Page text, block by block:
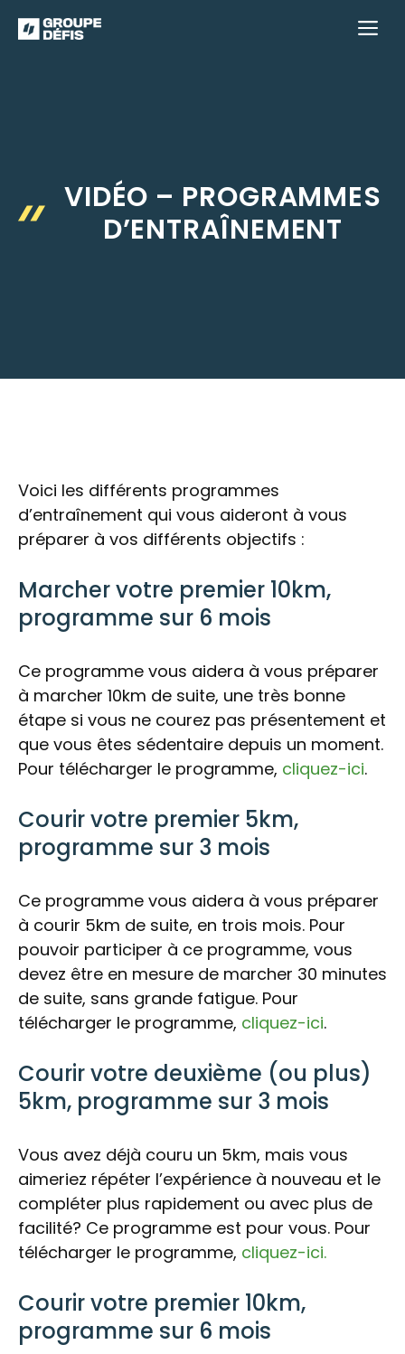
au
VIDÉO – PROGRAMMES
D’ENTRAÎNEMENT
Voici les différents programmes
d’entraînement qui vous aideront à vous
préparer à vos différents objectifs :
Marcher votre premier 10km,
programme sur 6 mois
Ce programme vous aidera à vous préparer
à marcher 10km de suite, une très bonne
étape si vous ne courez pas présentement et
que vous êtes sédentaire depuis un moment.
Pour télécharger le programme, cliquez-ici.
Courir votre premier 5km,
programme sur 3 mois
Ce programme vous aidera à vous préparer
à courir 5km de suite, en trois mois. Pour
pouvoir participer à ce programme, vous
devez être en mesure de marcher 30 minutes
de suite, sans grande fatigue. Pour
télécharger le programme, cliquez-ici.
Courir votre deuxième (ou plus)
5km, programme sur 3 mois
Vous avez déjà couru un 5km, mais vous
aimeriez répéter l’expérience à nouveau et le
compléter plus rapidement ou avec plus de
facilité? Ce programme est pour vous. Pour
télécharger le programme, cliquez-ici.
Courir votre premier 10km,
programme sur 6 mois